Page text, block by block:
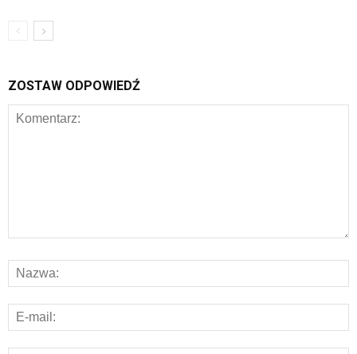
ZOSTAW ODPOWIEDŹ